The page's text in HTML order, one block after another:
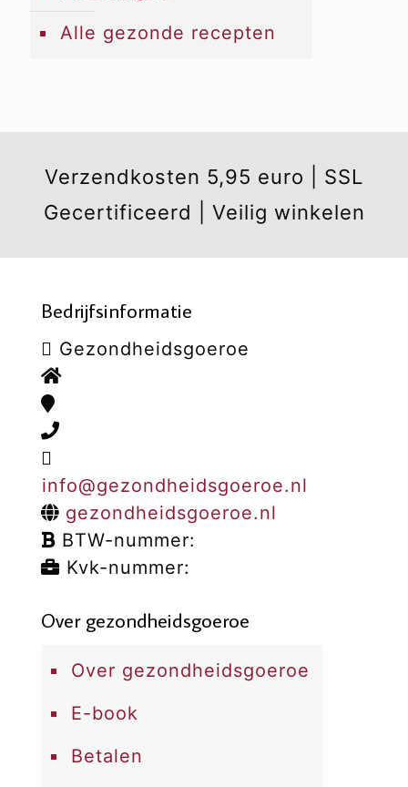
Alle gezonde recepten
Verzendkosten 5,95 euro | SSL
Gecertificeerd | Veilig winkelen
Bedrijfsinformatie
Gezondheidsgoeroe
info@gezondheidsgoeroe.nl
gezondheidsgoeroe.nl
BTW-nummer:
Kvk-nummer:
Over gezondheidsgoeroe
Over gezondheidsgoeroe
E-book
Betalen